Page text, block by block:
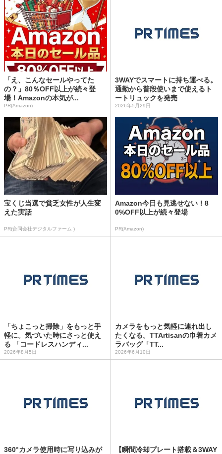
「え、こんなセールやってた
の？」80％OFF以上が続々登
場！Amazonの本気が...
PR(Amazon)
3WAYでスマートに持ち運べる。
通勤から普段使いまで使えるト
ートリュックを発売
2026年5月29日
宝くじ当選で貧乏女性が人生変
えた実話
PR(合同会社デジタルファーム )
Amazon今日も見逃せない！8
0%OFF以上が続々登場
PR(Amazon)
「ちょこっと掃除」をもっと手
軽に。気づいた時にさっと使え
る 「コードレスハンディ...
2026年8月5日
カメラをもっと気軽に連れ出し
たくなる。TTArtisanの巾着カメ
ラバッグ「TT...
2026年6月10日
360°カメラ使用時に写り込みが
【瞬間冷却プレート搭載＆3WAY